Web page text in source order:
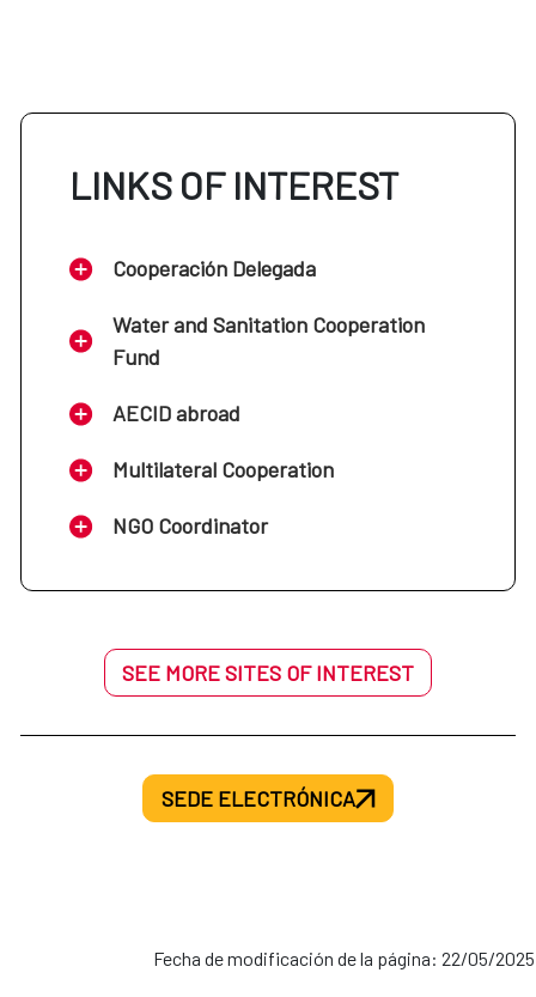
LINKS OF INTEREST
Cooperación Delegada
Water and Sanitation Cooperation
Fund
AECID abroad
Multilateral Cooperation
NGO Coordinator
SEE MORE SITES OF INTEREST
SEDE ELECTRÓNICA
Fecha de modificación de la página: 22/05/2025